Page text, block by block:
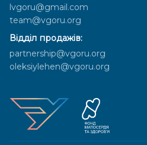
lvgoru@gmail.com
team@vgoru.org
Відділ продажів:
partnership@vgoru.org
oleksiylehen@vgoru.org